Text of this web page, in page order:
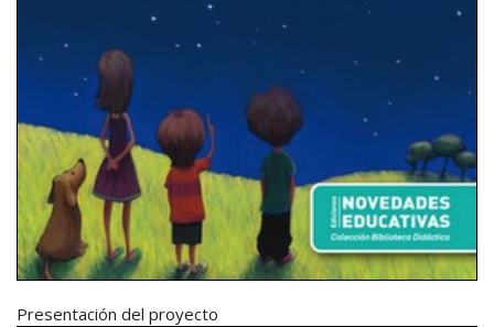
Presentación del proyecto